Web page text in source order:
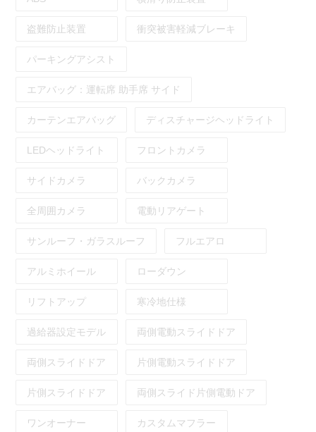
盗難防止装置 衝突被害軽減ブレーキ
パーキングアシスト
エアバッグ： 運転席 助手席 サイド
カーテンエアバッグ ディスチャージヘッドライト
LEDヘッドライト フロントカメラ
サイドカメラ バックカメラ
全周囲カメラ 電動リアゲート
サンルーフ・ガラスルーフ フルエアロ
アルミホイール ローダウン
リフトアップ 寒冷地仕様
過給器設定モデル 両側電動スライドドア
両側スライドドア 片側電動スライドドア
片側スライドドア 両側スライド片側電動ドア
ワンオーナー カスタムマフラー